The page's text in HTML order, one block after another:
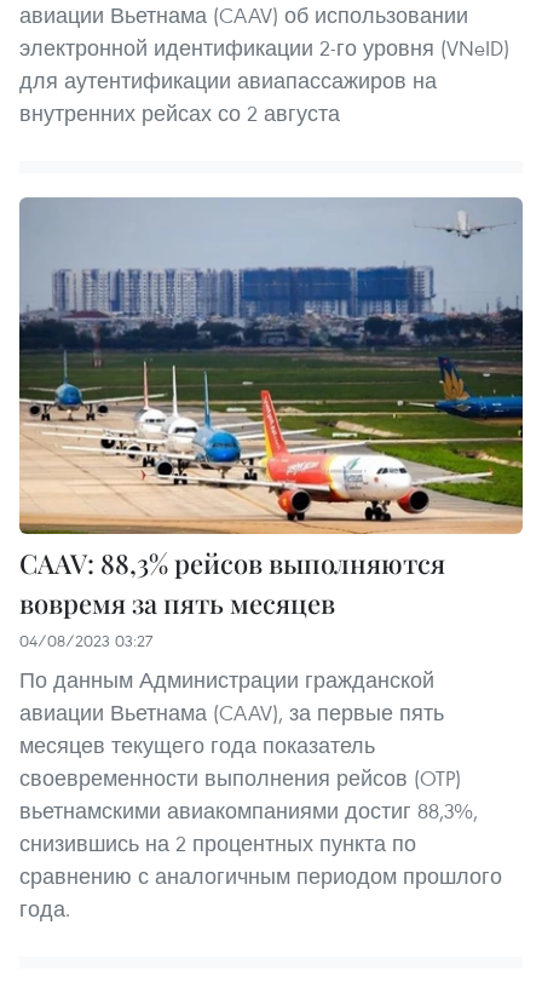
авиации Вьетнама (CAAV) об использовании
электронной идентификации 2-го уровня (VNeID)
для аутентификации авиапассажиров на
внутренних рейсах со 2 августа
CAAV: 88,3% рейсов выполняются
вовремя за пять месяцев
04/08/2023 03:27
По данным Администрации гражданской
авиации Вьетнама (CAAV), за первые пять
месяцев текущего года показатель
своевременности выполнения рейсов (OTP)
вьетнамскими авиакомпаниями достиг 88,3%,
снизившись на 2 процентных пункта по
сравнению с аналогичным периодом прошлого
года.